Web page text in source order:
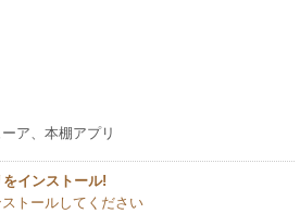
ア、本棚アプリ
インストール!
トールしてください